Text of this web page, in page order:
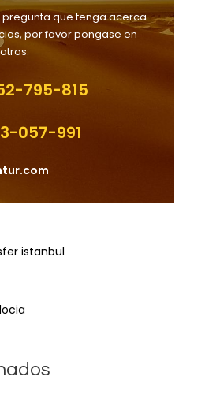
que tenga acerca
por favor pongase en
795-815
057-991